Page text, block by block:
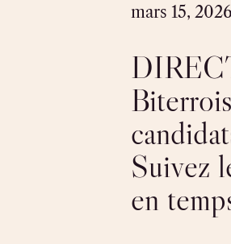
mars 15, 2026
Suivez
en